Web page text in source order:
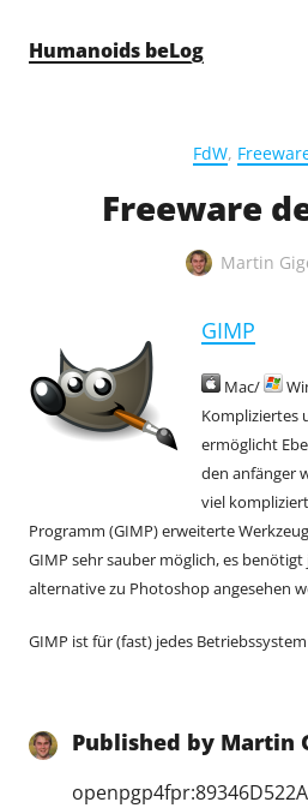
Humanoids beLog
FdW,
Freeware
Martin
GIMP
Mac/
Kompliziertes
ermöglicht
den anfänger
viel
Programm (GIMP) erweiterte
GIMP sehr sauber möglich, es
alternative zu Photoshop angesehen
GIMP ist für (fast) jedes
Published by Martin